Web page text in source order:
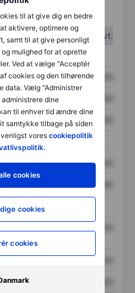
til at give dig en bedre
aktivere, optimere og
samt til at give personligt
mulighed for at oprette
Ved at vælge "Acceptér
cookies og den tilhørende
data. Vælg "Administrer
dine
til enhver tid ændre dine
samtykke tilbage på siden
vores cookiepolitik
cookies
cookies
cookies
1. kvt.
2. kvt.
XXXXXXX XXXXXXX
XXXXXXX
XXXXXXX XXXXXXX
XXXXXXX XXXXXXX
XXXXXXX
XXXXXXX